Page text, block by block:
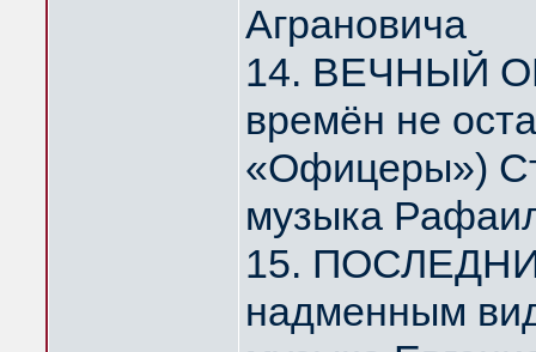
Аграновича
14. ВЕЧНЫЙ
времён не
«Офицеры»)
музыка
15.
надменным